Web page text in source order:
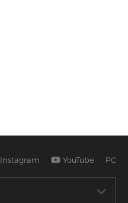
Instagram YouTube PC